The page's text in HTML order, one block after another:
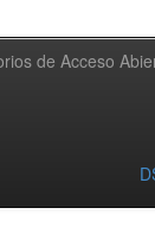
de Acceso